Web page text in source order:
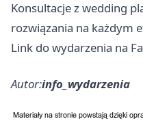
Konsultacje z wedding
rozwiązania na każdym
Link do wydarzenia na
Autor:info_wydarzenia